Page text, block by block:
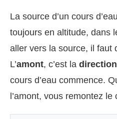
La source d’un cours
toujours en altitude, dans
aller vers la source, il faut
L’amont, c’est la
cours d’eau commence.
l’amont, vous remontez le